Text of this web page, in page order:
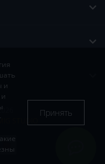
STUDIO
и
Принять